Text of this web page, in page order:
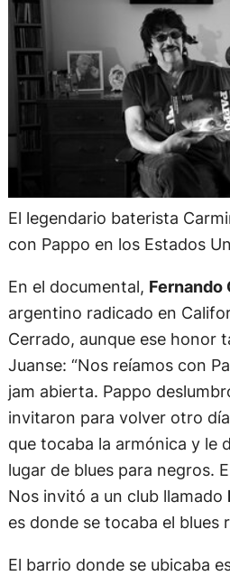
El legendario baterista
con Pappo en los Estados
En el documental, Fernando
argentino radicado en
Cerrado, aunque ese honor
Juanse: “Nos reíamos con
jam abierta. Pappo
invitaron para volver otro
que tocaba la armónica y le
lugar de blues para negros.
Nos invitó a un club llamado
es donde se tocaba el blues
El barrio donde se ubicaba